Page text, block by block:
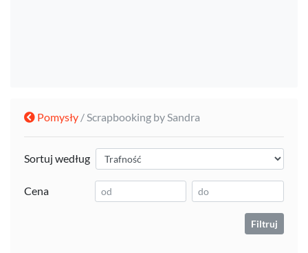
Pomysły / Scrapbooking by Sandra
Sortuj według
Cena
Filtruj